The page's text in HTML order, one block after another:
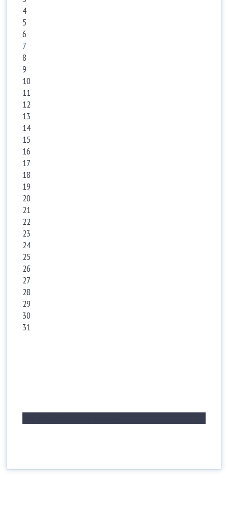
4
5
6
7
8
9
10
11
12
13
14
15
16
17
18
19
20
21
22
23
24
25
26
27
28
29
30
31